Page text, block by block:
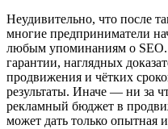
Неудивительно, что после
многие предприниматели
любым упоминаниям о SEO.
гарантии, наглядных
продвижения и чётких
результаты. Иначе — ни за
рекламный бюджет в
может дать только опытная